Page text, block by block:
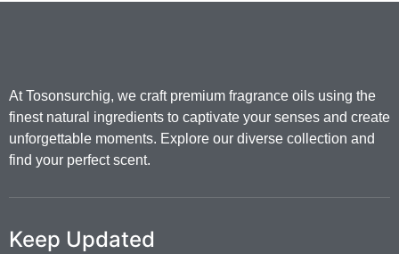
At Tosonsurchig, we craft premium fragrance oils using the
finest natural ingredients to captivate your senses and create
unforgettable moments. Explore our diverse collection and
find your perfect scent.
Keep Updated